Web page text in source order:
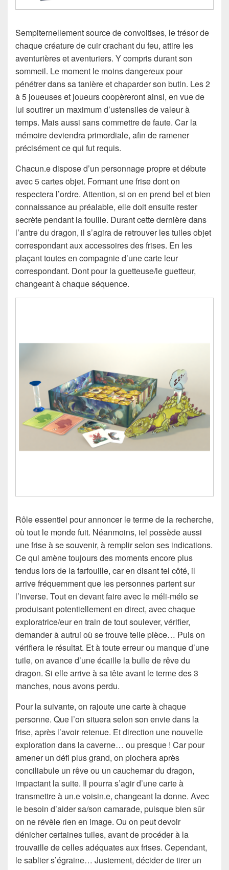
Sempiternellement source de convoitises, le trésor de
chaque créature de cuir crachant du feu, attire les
aventurières et aventuriers. Y compris durant son
sommeil. Le moment le moins dangereux pour
pénétrer dans sa tanière et chaparder son butin. Les 2
à 5 joueuses et joueurs coopèreront ainsi, en vue de
lui soutirer un maximum d’ustensiles de valeur à
temps. Mais aussi sans commettre de faute. Car la
mémoire deviendra primordiale, afin de ramener
précisément ce qui fut requis.
Chacun.e dispose d’un personnage propre et débute
avec 5 cartes objet. Formant une frise dont on
respectera l’ordre. Attention, si on en prend bel et bien
connaissance au préalable, elle doit ensuite rester
secrète pendant la fouille. Durant cette dernière dans
l’antre du dragon, il s’agira de retrouver les tuiles objet
correspondant aux accessoires des frises. En les
plaçant toutes en compagnie d’une carte leur
correspondant. Dont pour la guetteuse/le guetteur,
changeant à chaque séquence.
Rôle essentiel pour annoncer le terme de la recherche,
où tout le monde fuit. Néanmoins, iel possède aussi
une frise à se souvenir, à remplir selon ses indications.
Ce qui amène toujours des moments encore plus
tendus lors de la farfouille, car en disant tel côté, il
arrive fréquemment que les personnes partent sur
l’inverse. Tout en devant faire avec le méli-mélo se
produisant potentiellement en direct, avec chaque
exploratrice/eur en train de tout soulever, vérifier,
demander à autrui où se trouve telle pièce… Puis on
vérifiera le résultat. Et à toute erreur ou manque d’une
tuile, on avance d’une écaille la bulle de rêve du
dragon. Si elle arrive à sa tête avant le terme des 3
manches, nous avons perdu.
Pour la suivante, on rajoute une carte à chaque
personne. Que l’on situera selon son envie dans la
frise, après l’avoir retenue. Et direction une nouvelle
exploration dans la caverne… ou presque ! Car pour
amener un défi plus grand, on piochera après
conciliabule un rêve ou un cauchemar du dragon,
impactant la suite. Il pourra s’agir d’une carte à
transmettre à un.e voisin.e, changeant la donne. Avec
le besoin d’aider sa/son camarade, puisque bien sûr
on ne révèle rien en image. Ou on peut devoir
dénicher certaines tuiles, avant de procéder à la
trouvaille de celles adéquates aux frises. Cependant,
le sablier s’égraine… Justement, décider de tirer un